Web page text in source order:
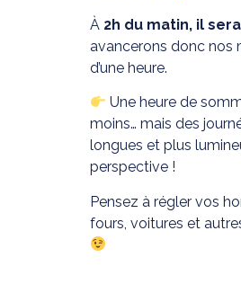
À 2h du matin, il
avancerons donc nos
d’une heure.
Une heure de
moins… mais des
longues et plus
perspective !
Pensez à régler vos
fours, voitures et